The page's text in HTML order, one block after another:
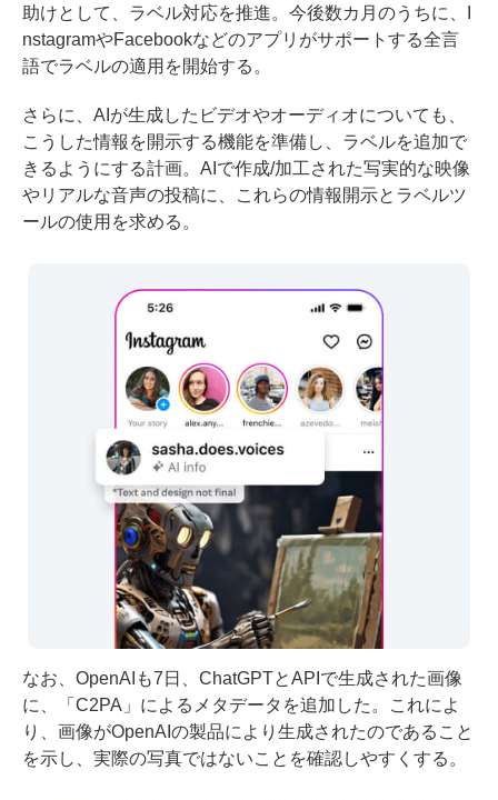
助けとして、ラベル対応を推進。今後数カ月のうちに、I
nstagramやFacebookなどのアプリがサポートする全言
語でラベルの適用を開始する。
さらに、AIが生成したビデオやオーディオについても、
こうした情報を開示する機能を準備し、ラベルを追加で
きるようにする計画。AIで作成/加工された写実的な映像
やリアルな音声の投稿に、これらの情報開示とラベルツ
ールの使用を求める。
なお、OpenAIも7日、ChatGPTとAPIで生成された画像
に、「C2PA」によるメタデータを追加した。これによ
り、画像がOpenAIの製品により生成されたのであること
を示し、実際の写真ではないことを確認しやすくする。